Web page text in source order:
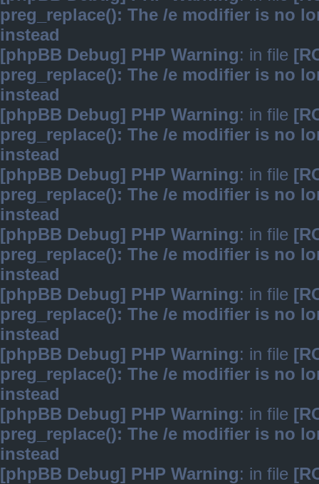
preg_replace(): The /e modifier is no
instead
[phpBB Debug] PHP Warning: in file
preg_replace(): The /e modifier is no
instead
[phpBB Debug] PHP Warning: in file
preg_replace(): The /e modifier is no
instead
[phpBB Debug] PHP Warning: in file
preg_replace(): The /e modifier is no
instead
[phpBB Debug] PHP Warning: in file
preg_replace(): The /e modifier is no
instead
[phpBB Debug] PHP Warning: in file
preg_replace(): The /e modifier is no
instead
[phpBB Debug] PHP Warning: in file
preg_replace(): The /e modifier is no
instead
[phpBB Debug] PHP Warning: in file
preg_replace(): The /e modifier is no
instead
[phpBB Debug] PHP Warning: in file